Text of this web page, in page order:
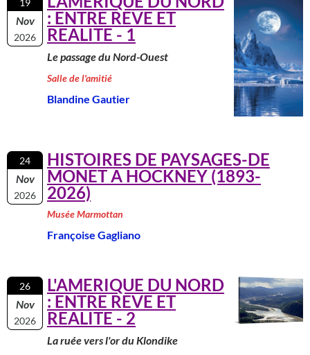
Nov
2026
: ENTRE REVE ET
REALITE - 1
Le passage du Nord-Ouest
Salle de l'amitié
Blandine Gautier
24
Nov
2026
HISTOIRES DE PAYSAGES-DE
MONET A HOCKNEY (1893-
2026)
Musée Marmottan
Françoise Gagliano
26
Nov
2026
L'AMERIQUE DU NORD
: ENTRE REVE ET
REALITE - 2
La ruée vers l'or du Klondike